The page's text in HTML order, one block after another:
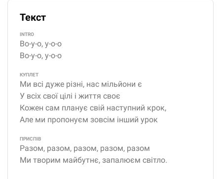
Текст
INTRO
Во-у-о, у-о-о
Во-у-о, у-о-о
КУПЛЕТ
Ми всі дуже різні, нас мільйони є
У всіх свої цілі і життя своє
Кожен сам планує свій наступний крок,
Але ми пропонуєм зовсім інший урок
ПРИСПІВ
Разом, разом, разом, разом, разом
Ми творим майбутнє, запалюєм світло.